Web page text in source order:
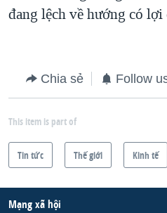
đang lệch về hướng có
Chia sẻ Follow
This item is part of
Tin tức Thế giới Kinh tế
Mạng xã hội